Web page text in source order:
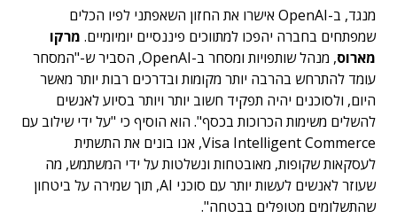
מנגד, ב-OpenAI אישרו את החזון השאפתני לפיו הכלים
שמפתחים בחברה יהפכו למתווכים פיננסיים יומיומיים. מרקו
מארוס
, מנהל שותפויות ומסחר ב-OpenAI, הסביר ש-"המסחר
עומד להתרחש בהרבה יותר מקומות ובדרכים רבות יותר מאשר
היום, ולסוכנים יהיה תפקיד חשוב יותר ויותר בסיוע לאנשים
להשלים משימות הכרוכות בכסף". הוא הוסיף כי "על ידי שילוב עם
Visa Intelligent Commerce, אנו בונים את התשתית
לעסקאות שקופות, מאובטחות ונשלטות על ידי המשתמש, מה
שעוזר לאנשים לעשות יותר עם סוכני AI, תוך שמירה על ביטחון
שהתשלומים מטופלים בבטחה".